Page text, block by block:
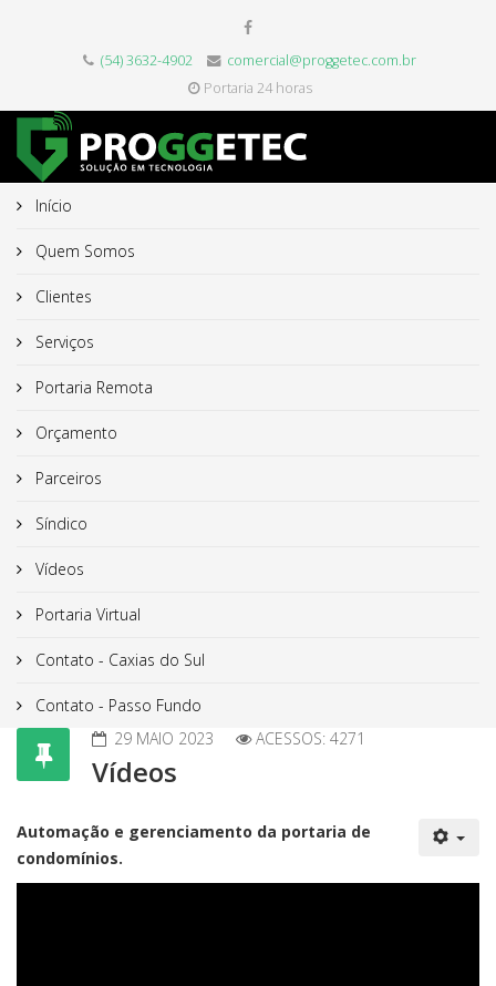
(54) 3632-4902
comercial@proggetec.com.br
Portaria 24 horas
Início
Quem Somos
Clientes
Serviços
Portaria Remota
Orçamento
Parceiros
Síndico
Vídeos
Portaria Virtual
Contato - Caxias do Sul
Contato - Passo Fundo
29 MAIO 2023
ACESSOS: 4271
Vídeos
Automação e gerenciamento da portaria de
condomínios.